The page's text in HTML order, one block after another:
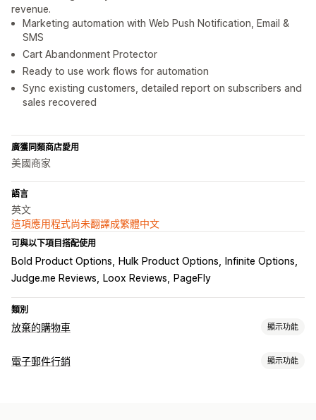
revenue.
Marketing automation with Web Push Notification, Email &
SMS
Cart Abandonment Protector
Ready to use work flows for automation
Sync existing customers, detailed report on subscribers and
sales recovered
廣獲同類商店愛用
美國商家
語言
英文
這項應用程式尚未翻譯成繁體中文
可與以下項目搭配使用
Bold Product Options Hulk Product Options
Infinite Options
Judge.me Reviews
Loox Reviews PageFly
類別
放棄的購物車 顯示功能
購物車提醒
電子郵件行銷 顯示功能